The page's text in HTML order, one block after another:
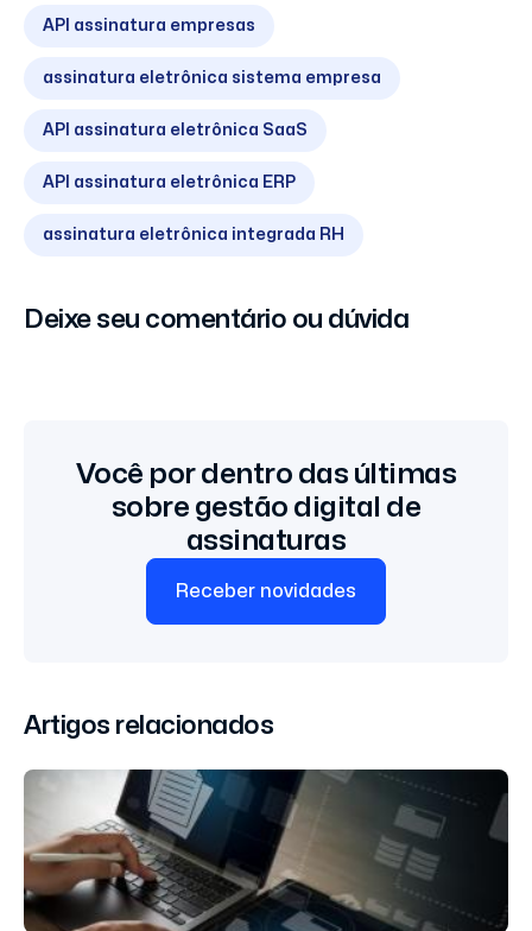
API assinatura empresas
assinatura eletrônica sistema empresa
API assinatura eletrônica SaaS
API assinatura eletrônica ERP
assinatura eletrônica integrada RH
Deixe seu comentário ou dúvida
Você por dentro das últimas
sobre gestão digital de
assinaturas
Receber novidades
Artigos relacionados